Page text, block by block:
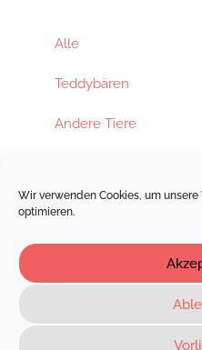
Wir verwenden Cookies, um
optimieren.
Alle
Teddybären
Andere Tiere
Baby Artikel
Zubehör
Impressum